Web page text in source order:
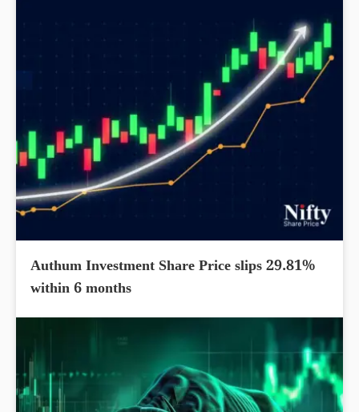
Authum Investment Share Price slips 29.81%
within 6 months